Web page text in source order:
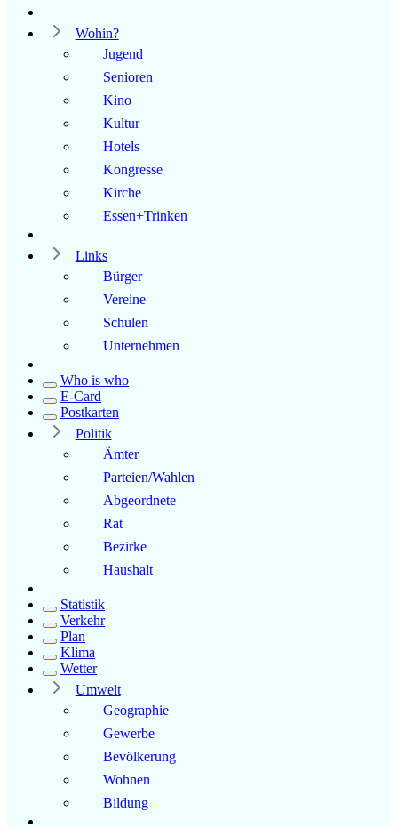
Wohin?
Jugend
Senioren
Kino
Kultur
Hotels
Kongresse
Kirche
Essen+Trinken
Links
Bürger
Vereine
Schulen
Unternehmen
Who is who
E-Card
Postkarten
Politik
Ämter
Parteien/Wahlen
Abgeordnete
Rat
Bezirke
Haushalt
Statistik
Verkehr
Plan
Klima
Wetter
Umwelt
Geographie
Gewerbe
Bevölkerung
Wohnen
Bildung